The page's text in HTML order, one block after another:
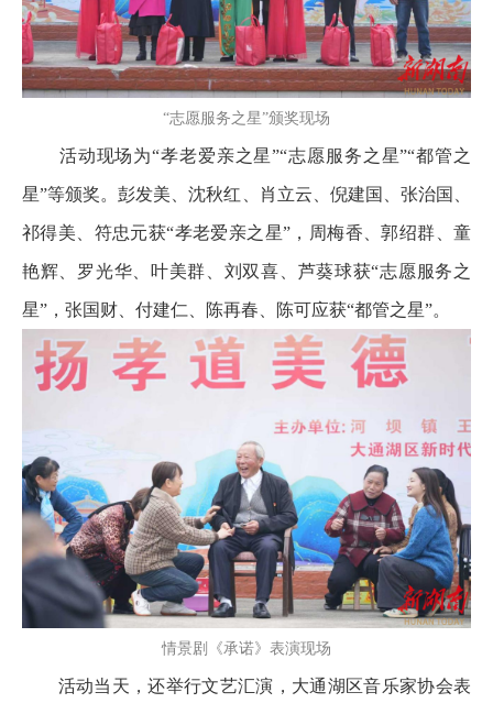
“志愿服务之星”颁奖现场
活动现场为“孝老爱亲之星”“志愿服务之星”“都管之
星”等颁奖。彭发美、沈秋红、肖立云、倪建国、张治国、
祁得美、符忠元获“孝老爱亲之星”，周梅香、郭绍群、童
艳辉、罗光华、叶美群、刘双喜、芦葵球获“志愿服务之
星”，张国财、付建仁、陈再春、陈可应获“都管之星”。
情景剧《承诺》表演现场
活动当天，还举行文艺汇演，大通湖区音乐家协会表